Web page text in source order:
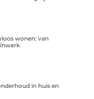
wonen: van
in huis en